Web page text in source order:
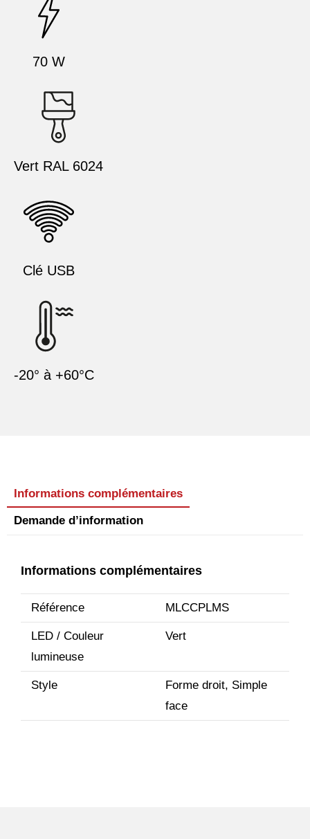
70 W
Vert RAL 6024
Clé USB
-20° à +60°C
Informations complémentaires
Demande d’information
Informations complémentaires
Référence MLCCPLMS
LED / Couleur
lumineuse
Vert
Style
Forme droit, Simple
face